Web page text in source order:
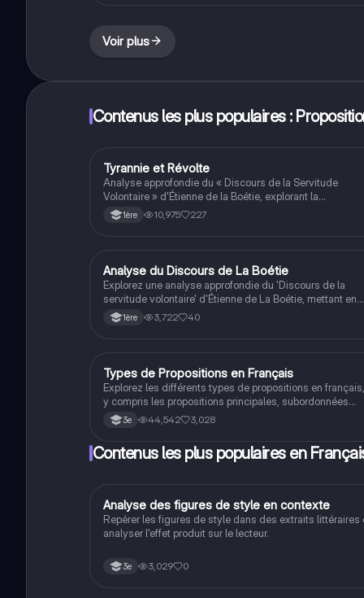
Voir plus
Contenus les plus populaires :
Français
Tyrannie et Révolte
Analyse approfondie du « Discours de la Servitude
Volontaire » d'Étienne de la Boétie, explorant la
soumission du peuple face à la tyrannie et l'appel à la
révolte. Ce document met en lumière les mécanismes
littéraire.
1ère 10,975 227
Français
Analyse du Discours de La Boétie
Explorez une analyse approfondie du 'Discours de la
servitude volontaire' d'Étienne de La Boétie, mettant en
lumière les paradoxes de la soumission et les
mécanismes de domination. Ce document examine la
soulignant l'importance de l'indignation face à
l'inacceptable. Type : Analyse littéraire.
1ère 3,722 40
Français
Types de Propositions en Français
Explorez les différents types de propositions en français,
y compris les propositions principales, subordonnées
(relative, conjonctive, interrogative indirecte) et les
structures de phrases simples et complexes. Ce résumé
coordination et la juxtaposition, ainsi que les
3e 44,542 3,028
Contenus les plus populaires en
AFrançais
Analyse des figures de style en contexte
Repérer les figures de style dans des extraits littéraires
analyser l'effet produit sur le lecteur.
3e 3,029 0